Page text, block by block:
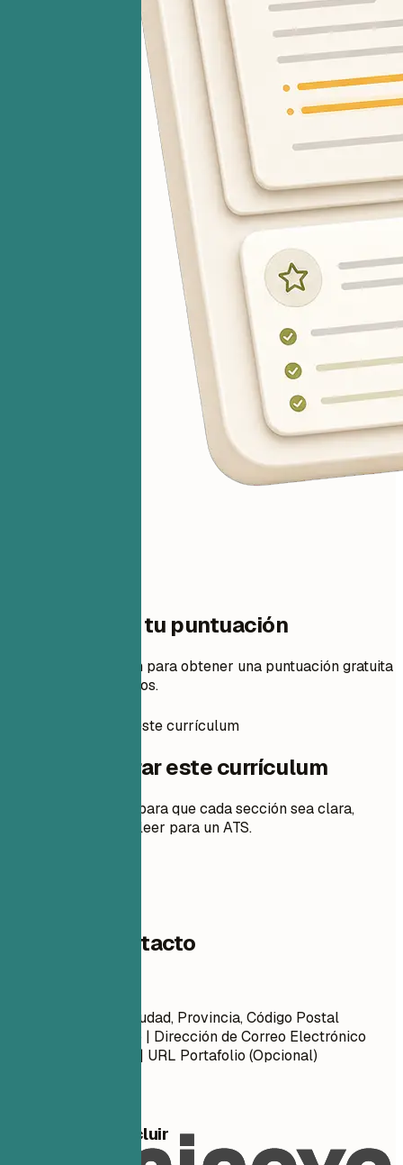
Un paso para tu puntuación
Añade tu currículum para obtener una puntuación gratuita
y cambios priorizados.
Cómo preparar este currículum
Cómo preparar este currículum
Consejos prácticos para que cada sección sea clara,
relevante y fácil de leer para un ATS.
Datos de contacto
Nombre Apellido Ciudad, Provincia, Código Postal
Número de Teléfono | Dirección de Correo Electrónico
URL Perfil LinkedIn | URL Portafolio (Opcional)
Qué conviene incluir